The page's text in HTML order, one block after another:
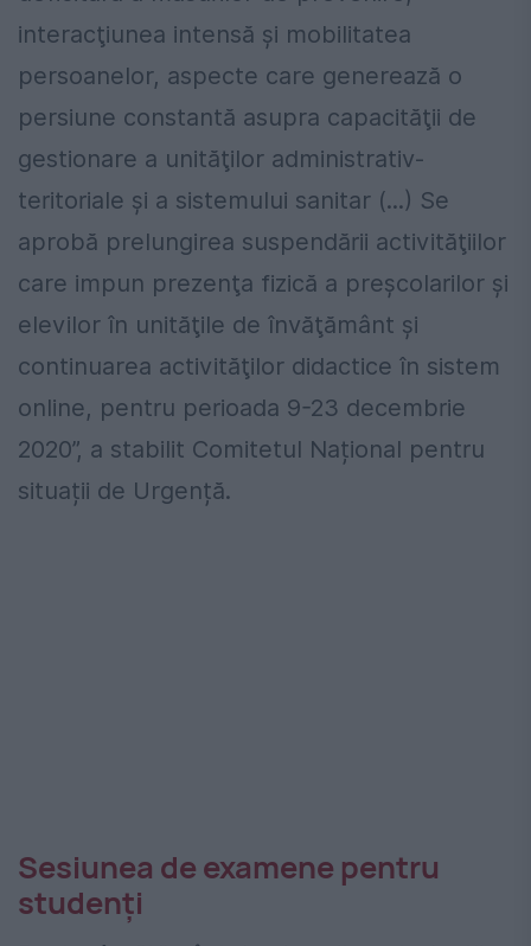
interacţiunea intensă şi mobilitatea
persoanelor, aspecte care generează o
persiune constantă asupra capacităţii de
gestionare a unităţilor administrativ-
teritoriale şi a sistemului sanitar (...) Se
aprobă prelungirea suspendării activităţiilor
care impun prezenţa fizică a preşcolarilor şi
elevilor în unităţile de învăţământ şi
continuarea activităţilor didactice în sistem
online, pentru perioada 9-23 decembrie
2020”, a stabilit Comitetul Național pentru
situații de Urgență.
Sesiunea de examene pentru
studenți